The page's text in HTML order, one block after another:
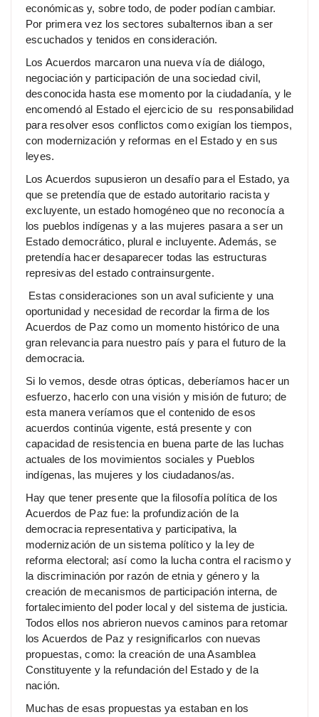
económicas y, sobre todo, de poder podían cambiar.
Por primera vez los sectores subalternos iban a ser
escuchados y tenidos en consideración.
Los Acuerdos marcaron una nueva vía de diálogo,
negociación y participación de una sociedad civil,
desconocida hasta ese momento por la ciudadanía, y le
encomendó al Estado el ejercicio de su responsabilidad
para resolver esos conflictos como exigían los tiempos,
con modernización y reformas en el Estado y en sus
leyes.
Los Acuerdos supusieron un desafío para el Estado, ya
que se pretendía que de estado autoritario racista y
excluyente, un estado homogéneo que no reconocía a
los pueblos indígenas y a las mujeres pasara a ser un
Estado democrático, plural e incluyente. Además, se
pretendía hacer desaparecer todas las estructuras
represivas del estado contrainsurgente.
Estas consideraciones son un aval suficiente y una
oportunidad y necesidad de recordar la firma de los
Acuerdos de Paz como un momento histórico de una
gran relevancia para nuestro país y para el futuro de la
democracia.
Si lo vemos, desde otras ópticas, deberíamos hacer un
esfuerzo, hacerlo con una visión y misión de futuro; de
esta manera veríamos que el contenido de esos
acuerdos continúa vigente, está presente y con
capacidad de resistencia en buena parte de las luchas
actuales de los movimientos sociales y Pueblos
indígenas, las mujeres y los ciudadanos/as.
Hay que tener presente que la filosofía política de los
Acuerdos de Paz fue: la profundización de la
democracia representativa y participativa, la
modernización de un sistema político y la ley de
reforma electoral; así como la lucha contra el racismo y
la discriminación por razón de etnia y género y la
creación de mecanismos de participación interna, de
fortalecimiento del poder local y del sistema de justicia.
Todos ellos nos abrieron nuevos caminos para retomar
los Acuerdos de Paz y resignificarlos con nuevas
propuestas, como: la creación de una Asamblea
Constituyente y la refundación del Estado y de la
nación.
Muchas de esas propuestas ya estaban en los